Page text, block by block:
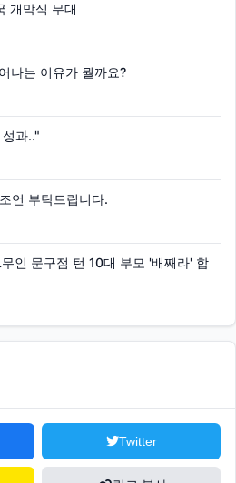
개막식 무대
나는 이유가 뭘까요?
과.."
언 부탁드립니다.
인 문구점 턴 10대 부모 '배째라' 합
Twitter